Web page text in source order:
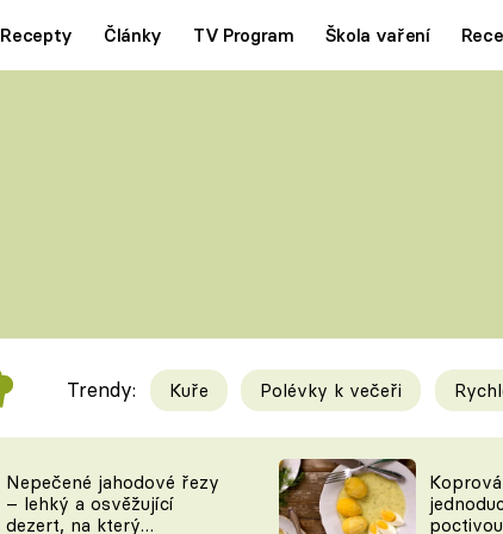
Recepty Články TV Program Škola vaření
Videorecepty
TEĎ VAŘÍ ŠÉF!
Tipy a triky
KAM ZA JÍDLEM
Trendy: Kuře Polévky k večeři
Nepečené jahodové řezy
– lehký a osvěžující
dezert, na který